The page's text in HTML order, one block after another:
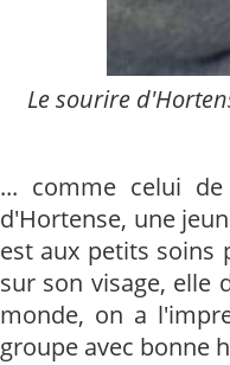
Le sourire
... comme celui
d'Hortense, une
est aux petits soins
sur son visage, elle
monde, on a
groupe avec bonne